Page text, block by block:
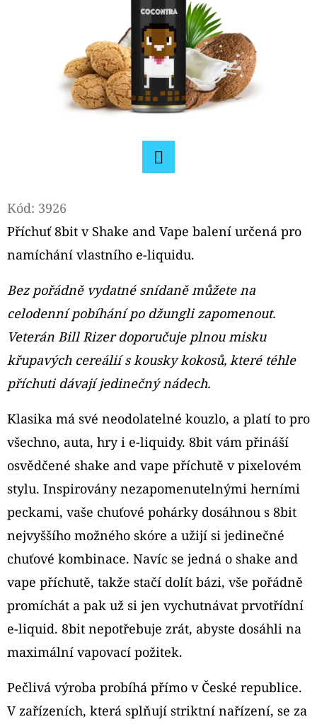
Kód: 3926
Příchuť 8bit v Shake and Vape balení určená pro
namíchání vlastního e-liquidu.
Bez pořádně vydatné snídaně můžete na
celodenní pobíhání po džungli zapomenout.
Veterán Bill Rizer doporučuje plnou misku
křupavých cereálií s kousky kokosů, které téhle
příchuti dávají jedinečný nádech.
Klasika má své neodolatelné kouzlo, a platí to pro
všechno, auta, hry i e-liquidy. 8bit vám přináší
osvědčené shake and vape příchutě v pixelovém
stylu. Inspirovány nezapomenutelnými herními
peckami, vaše chuťové pohárky dosáhnou s 8bit
nejvyššího možného skóre a užijí si jedinečné
chuťové kombinace. Navíc se jedná o shake and
vape příchutě, takže stačí dolít bázi, vše pořádně
promíchát a pak už si jen vychutnávat prvotřídní
e-liquid. 8bit nepotřebuje zrát, abyste dosáhli na
maximální vapovací požitek.
Pečlivá výroba probíhá přímo v České republice.
V zařízeních, která splňují striktní nařízení, se za
D
O
P
R
U
Č
U
J
E
M
E
ELF
BAR
ELFA
PODS
CARTRIDGE
2PACK
PASSION
GUAVA